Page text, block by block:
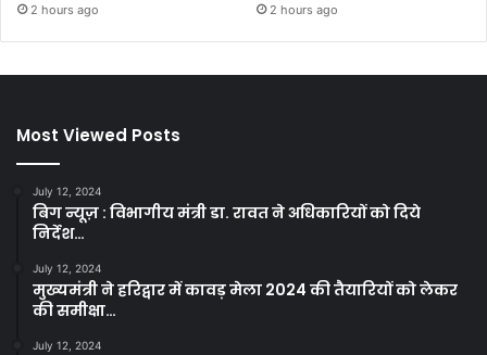
2 hours ago 2 hours ago
Most Viewed Posts
July 12, 2024
बिग न्यूज़ : विभागीय मंत्री डा. रावत ने अधिकारियों को दिये
निर्देश…
July 12, 2024
मुख्यमंत्री ने हरिद्वार में कावड़ मेला 2024 की तैयारियों को लेकर
की समीक्षा…
July 12, 2024